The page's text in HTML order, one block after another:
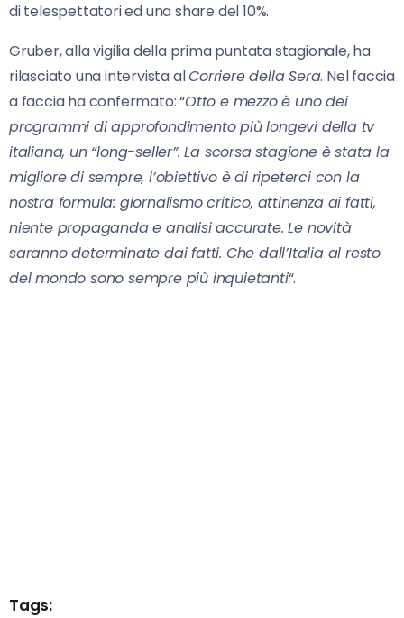
di telespettatori ed una share del 10%.
Gruber, alla vigilia della prima puntata stagionale, ha
rilasciato una intervista alCorriere della Sera. Nel faccia
a faccia ha confermato: “Otto e mezzo è uno dei
programmi di approfondimento più longevi della tv
italiana, un “long-seller”. La scorsa stagione è stata la
migliore di sempre, l’obiettivo è di ripeterci con la
nostra formula: giornalismo critico, attinenza ai fatti,
niente propaganda e analisi accurate. Le novità
saranno determinate dai fatti. Che dall’Italia al resto
del mondo sono sempre più inquietanti“.
Tags: